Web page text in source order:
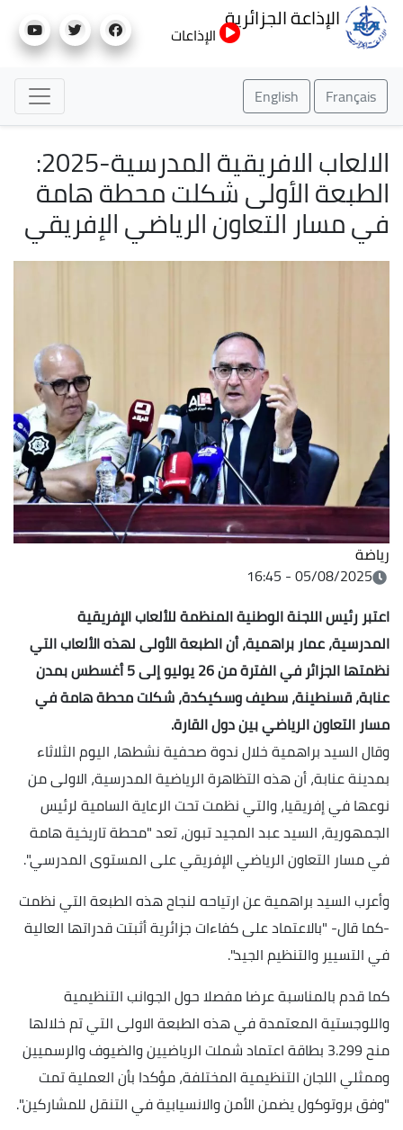
إلى
الإذاعة الجزائرية
الإذاعات
Français
English
الالعاب الافريقية المدرسية-2025:
الطبعة الأولى شكلت محطة هامة
في مسار التعاون الرياضي الإفريقي
رياضة
05/08/2025 - 16:45
اعتبر رئيس اللجنة الوطنية المنظمة للألعاب الإفريقية
المدرسية، عمار براهمية، أن الطبعة الأولى لهذه الألعاب التي
نظمتها الجزائر في الفترة من 26 يوليو إلى 5 أغسطس بمدن
عنابة، قسنطينة، سطيفوسكيكدة، شكلت محطة هامة في
مسار التعاون الرياضي بين دول القارة.
وقال السيد براهمية خلال ندوة صحفية نشطها، اليوم الثلاثاء
بمدينة عنابة، أن هذه التظاهرة الرياضية المدرسية، الاولى من
نوعها في إفريقيا، والتي نظمت تحت الرعاية السامية لرئيس
الجمهورية، السيد عبد المجيد تبون، تعد "محطة تاريخية هامة
في مسار التعاون الرياضي الإفريقي على المستوى المدرسي".
وأعرب السيد براهمية عن ارتياحه لنجاح هذه الطبعة التي نظمت
-كما قال- "بالاعتماد على كفاءات جزائرية أثبتت قدراتها العالية
في التسيير والتنظيم الجيد".
كما قدم بالمناسبة عرضا مفصلا حول الجوانب التنظيمية
واللوجستية المعتمدة في هذه الطبعة الاولى التي تم خلالها
منح 3.299 بطاقة اعتماد شملت الرياضيين والضيوف والرسميين
وممثلي اللجان التنظيمية المختلفة، مؤكدا بأن العملية تمت
"وفق بروتوكول يضمن الأمن والانسيابية في التنقل للمشاركين".